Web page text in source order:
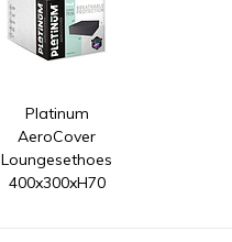
Platinum
AeroCover
Loungesethoes
400x300xH70